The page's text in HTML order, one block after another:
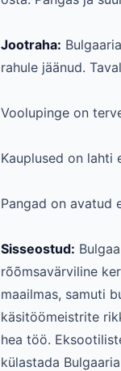
Jootraha:
rahule jäänud.
Voolupinge on
Kauplused on lahti
Pangad on avatud
Sisseostud:
rõõmsavärviline
maailmas, samuti
käsitöömeistrite
hea töö.
külastada